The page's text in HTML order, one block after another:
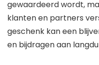
gewaardeerd wordt,
klanten en partners
geschenk kan een
en bijdragen aan